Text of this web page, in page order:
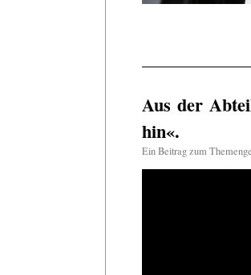
Aus der
hin«.
Ein Beitrag zum